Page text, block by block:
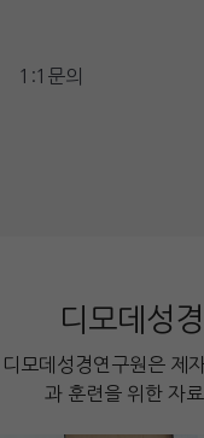
1:1문의
디모데성
디모데성경연구원은 제
과 훈련을 위한 자